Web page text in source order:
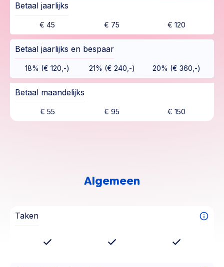
Betaal jaarlijks
€ 45 € 75 € 120
Betaal jaarlijks en bespaar
18% (€ 120,-) 21% (€ 240,-) 20% (€ 360,-)
Betaal maandelijks
€ 55 € 95 € 150
Algemeen
Taken